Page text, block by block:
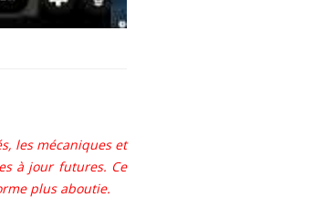
les mécaniques et
à jour futures. Ce
plus aboutie.